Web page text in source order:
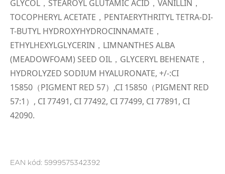
GLYCOL，STEAROYL GLUTAMIC ACID，VANILLIN，
TOCOPHERYL ACETATE，PENTAERYTHRITYL TETRA-DI-
T-BUTYL HYDROXYHYDROCINNAMATE，
ETHYLHEXYLGLYCERIN，LIMNANTHES ALBA
(MEADOWFOAM) SEED OIL，GLYCERYL BEHENATE，
HYDROLYZED SODIUM HYALURONATE, +/-:CI
15850（PIGMENT RED 57）,CI 15850（PIGMENT RED
57:1）, CI 77491, CI 77492, CI 77499, CI 77891, CI
42090.
EAN kód: 5999575342392